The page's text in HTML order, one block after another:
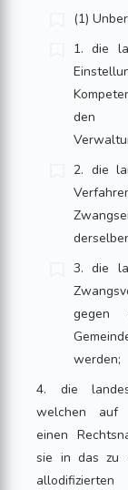
(1)
1. die
den
2. die
3. die
gegen
werden;
4. die
welchen auf
einen
sie in das zu